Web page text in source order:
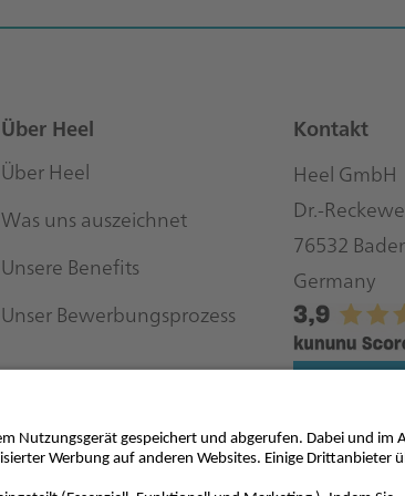
Über Heel
Über Heel
Was uns auszeichnet
Unsere Benefits
Unser Bewerbungsprozess
Kontakt
Heel GmbH
Dr.-
76532
Germany
Facebook